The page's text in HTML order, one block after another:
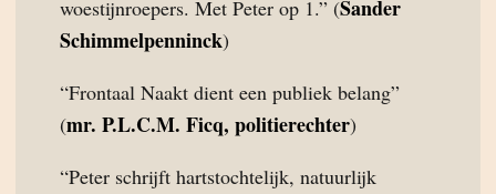
woestijnroepers. Met Peter op 1.” (Sander
Schimmelpenninck)
“Frontaal Naakt dient een publiek belang”
(mr. P.L.C.M. Ficq, politierechter)
“Peter schrijft hartstochtelijk, natuurlijk